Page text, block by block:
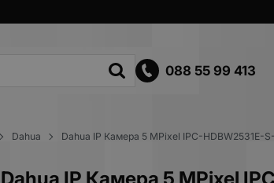
088 55 99 413
Dahua Dahua IP Кaмера 5 MPixel IPC-HDBW2531E-
Dahua IP Кaмера 5 MPixel